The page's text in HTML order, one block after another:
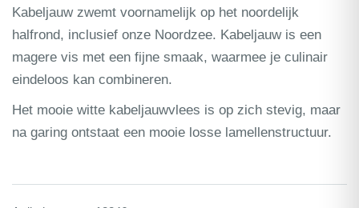
Kabeljauw zwemt voornamelijk op het noordelijk
halfrond, inclusief onze Noordzee. Kabeljauw is een
magere vis met een fijne smaak, waarmee je culinair
eindeloos kan combineren.
Het mooie witte kabeljauwvlees is op zich stevig, maar
na garing ontstaat een mooie losse lamellenstructuur.